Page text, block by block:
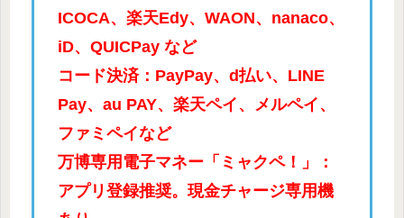
ICOCA、楽天Edy、WAON、nanaco、
iD、QUICPay など
コード決済：PayPay、d払い、LINE
Pay、au PAY、楽天ペイ、メルペイ、
ファミペイなど
万博専用電子マネー「ミャクペ！」：
アプリ登録推奨。現金チャージ専用機